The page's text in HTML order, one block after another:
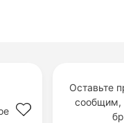
Оставьте
сообщим,